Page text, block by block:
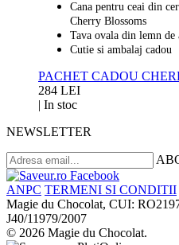
Cana pentru ceai din
Cherry Blossoms
Tava ovala din lemn
Cutie si ambalaj cadou
PACHET CADOU
284 LEI
| In stoc
NEWSLETTER
ANPC TERMENI SI CONDITII
Magie du Chocolat, CUI:
J40/11979/2007
© 2026 Magie du Chocolat.